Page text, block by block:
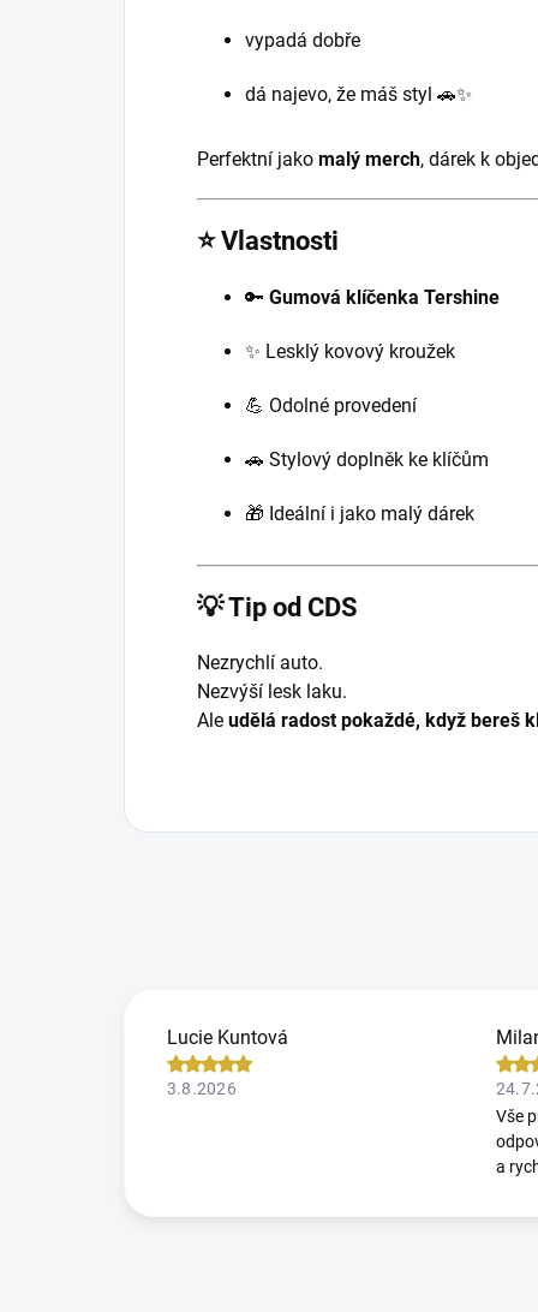
vypadá dobře
dá najevo, že máš styl 🚗✨
Perfektní jako malý merch, dárek k
⭐ Vlastnosti
🔑 Gumová klíčenka Tershine
✨ Lesklý kovový kroužek
💪 Odolné provedení
🚗 Stylový doplněk ke klíčům
🎁 Ideální i jako malý dárek
💡 Tip od CDS
Nezrychlí auto.
Nezvýší lesk laku.
Ale udělá radost pokaždé, když bereš
Lucie Kuntová
3.8.2026
Vše
a